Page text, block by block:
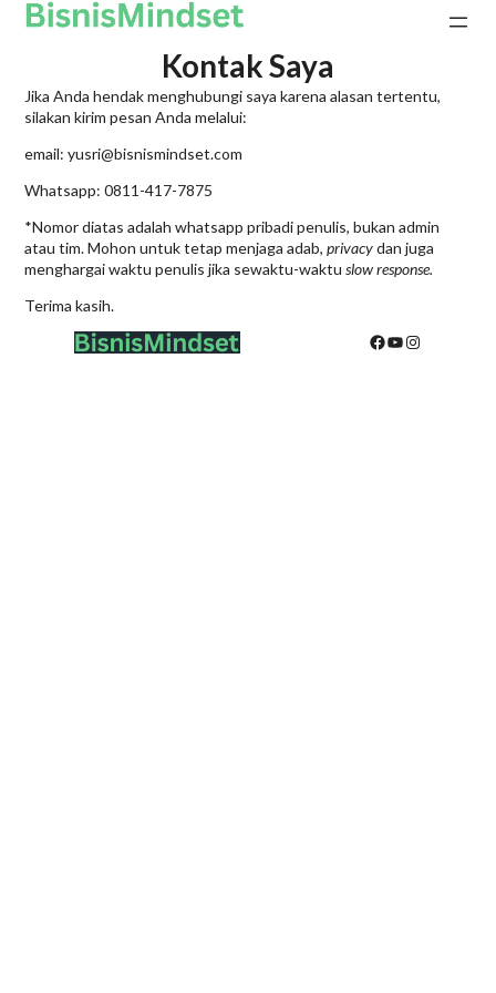
Skip
Kontak Saya
Jika Anda hendak menghubungi saya karena alasan tertentu,
silakan kirim pesan Anda melalui:
email: yusri@bisnismindset.com
Whatsapp: 0811-417-7875
*Nomor diatas adalah whatsapp pribadi penulis, bukan admin
atau tim. Mohon untuk tetap menjaga adab,privacydan juga
menghargai waktu penulis jika sewaktu-waktuslow response.
Terima kasih.
Facebook
YouTube
Instagram